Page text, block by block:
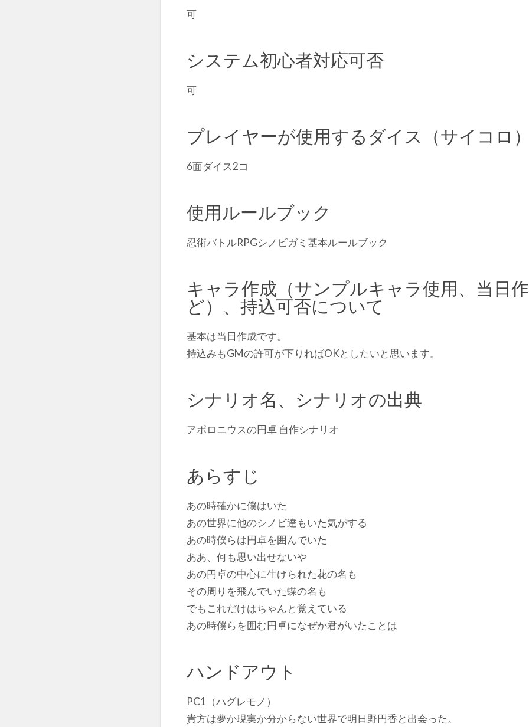
可
システム初心者対応可否
可
プレイヤーが使用するダイス（サイコロ
6面ダイス2コ
使用ルールブック
忍術バトルRPGシノビガミ基本ルールブック
キャラ作成（サンプルキャラ使用、当日
ど）、持込可否について
基本は当日作成です。
持込みもGMの許可が下りればOKとしたいと思います。
シナリオ名、シナリオの出典
アポロニウスの円卓 自作シナリオ
あらすじ
あの時確かに僕はいた
あの世界に他のシノビ達もいた気がする
あの時僕らは円卓を囲んでいた
ああ、何も思い出せないや
あの円卓の中心に生けられた花の名も
その周りを飛んでいた蝶の名も
でもこれだけはちゃんと覚えている
あの時僕らを囲む円卓になぜか君がいたことは
ハンドアウト
PC1（ハグレモノ）
貴方は夢か現実か分からない世界で明日野円香と出会った。